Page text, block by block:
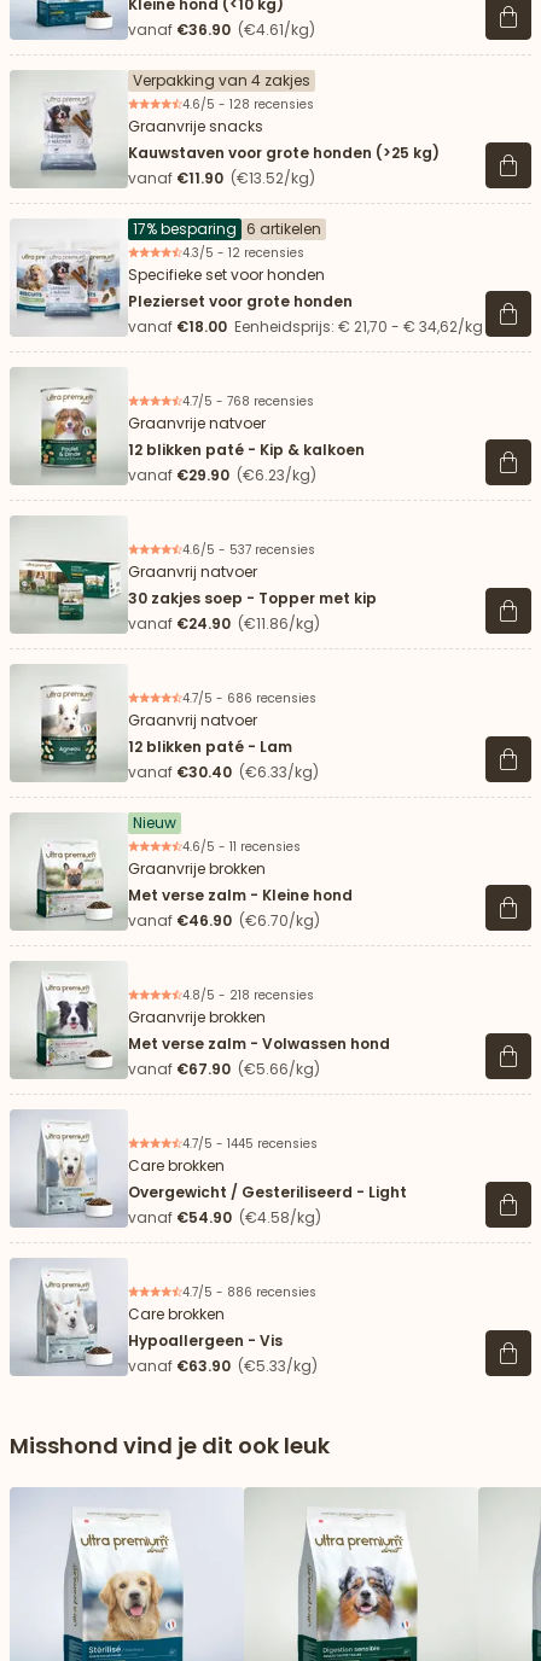
Kleine hond (<10 kg)
vanaf €36.90 (€4.61/kg)
Verpakking van 4 zakjes
4.6/5 - 128 recensies
Graanvrije snacks
Kauwstaven voor grote honden (>25 kg)
vanaf €11.90 (€13.52/kg)
17% besparing 6 artikelen
4.3/5 - 12 recensies
Specifieke set voor honden
Plezierset voor grote honden
vanaf €18.00 Eenheidsprijs: € 21,70 - € 34,62/kg
4.7/5 - 768 recensies
Graanvrije natvoer
12 blikken paté - Kip & kalkoen
vanaf €29.90 (€6.23/kg)
4.6/5 - 537 recensies
Graanvrij natvoer
30 zakjes soep - Topper met kip
vanaf €24.90 (€11.86/kg)
4.7/5 - 686 recensies
Graanvrij natvoer
12 blikken paté - Lam
vanaf €30.40 (€6.33/kg)
Nieuw
4.6/5 - 11 recensies
Graanvrije brokken
Met verse zalm - Kleine hond
vanaf €46.90 (€6.70/kg)
4.8/5 - 218 recensies
Graanvrije brokken
Met verse zalm - Volwassen hond
vanaf €67.90 (€5.66/kg)
4.7/5 - 1445 recensies
Care brokken
Overgewicht / Gesteriliseerd - Light
vanaf €54.90 (€4.58/kg)
4.7/5 - 886 recensies
Care brokken
Hypoallergeen - Vis
vanaf €63.90 (€5.33/kg)
Misshond vind je dit ook leuk